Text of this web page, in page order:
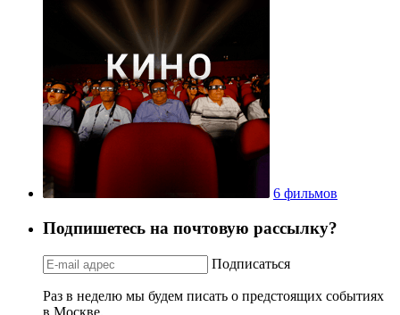
6 фильмов
Подпишетесь на почтовую рассылку?
Подписаться
Раз в неделю мы будем писать о предстоящих событиях
в Москве.